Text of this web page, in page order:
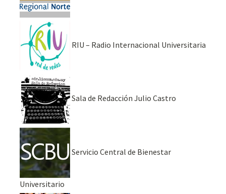
RIU – Radio Internacional Universitaria
Sala de Redacción Julio Castro
Servicio Central de Bienestar
Universitario